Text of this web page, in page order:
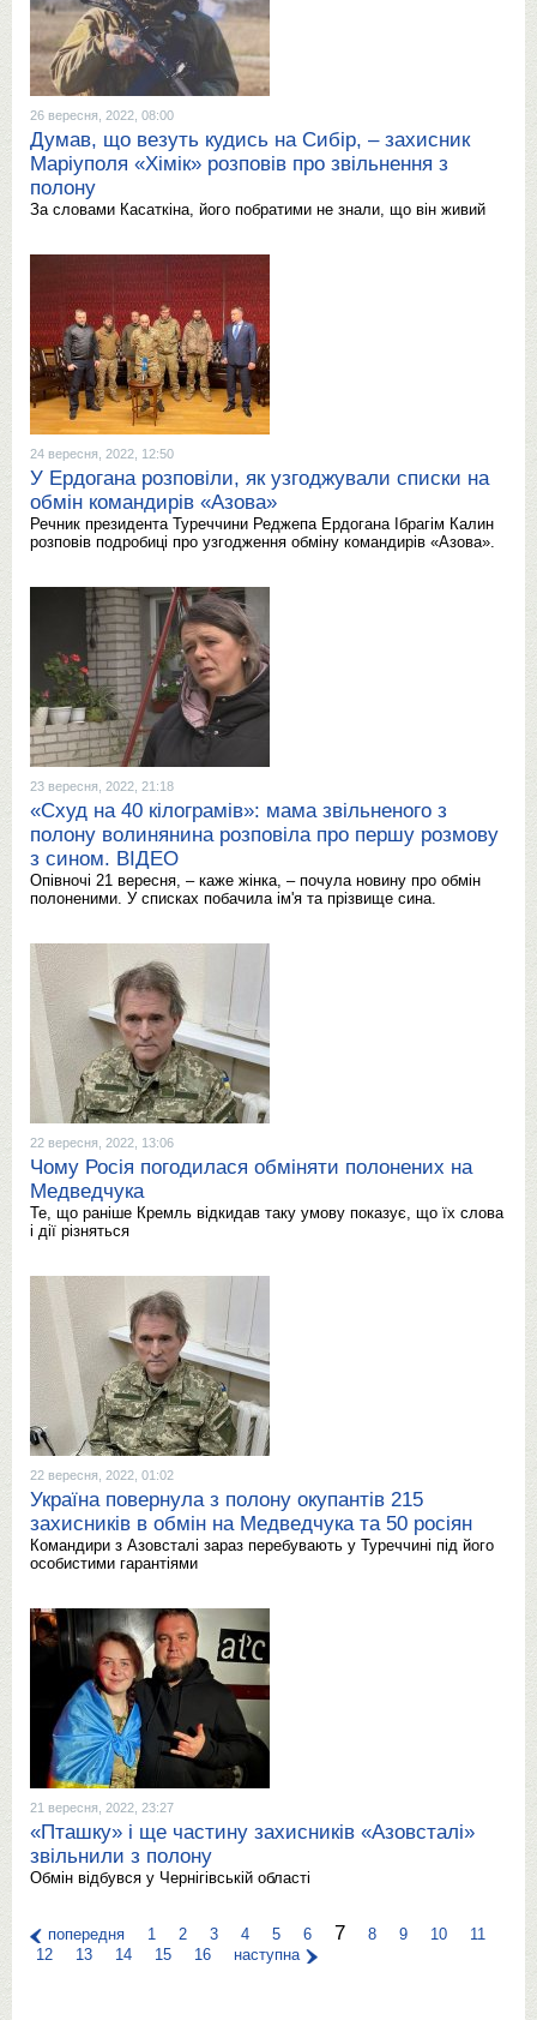
26 вересня, 2022, 08:00
Думав, що везуть кудись на Сибір, – захисник
Маріуполя «Хімік» розповів про звільнення з
полону
За словами Касаткіна, його побратими не знали, що він живий
24 вересня, 2022, 12:50
У Ердогана розповіли, як узгоджували списки на
обмін командирів «Азова»
Речник президента Туреччини Реджепа Ердогана Ібрагім Калин
розповів подробиці про узгодження обміну командирів «Азова».
23 вересня, 2022, 21:18
«Схуд на 40 кілограмів»: мама звільненого з
полону волинянина розповіла про першу розмову
з сином. ВІДЕО
Опівночі 21 вересня, – каже жінка, – почула новину про обмін
полоненими. У списках побачила ім'я та прізвище сина.
22 вересня, 2022, 13:06
Чому Росія погодилася обміняти полонених на
Медведчука
Те, що раніше Кремль відкидав таку умову показує, що їх слова
і дії різняться
22 вересня, 2022, 01:02
Україна повернула з полону окупантів 215
захисників в обмін на Медведчука та 50 росіян
Командири з Азовсталі зараз перебувають у Туреччині під його
особистими гарантіями
21 вересня, 2022, 23:27
«Пташку» і ще частину захисників «Азовсталі»
звільнили з полону
Обмін відбувся у Чернігівській області
попередня 1 2 3 4 5 6 7 8 9 10
11
12
13 14 15 16 наступна